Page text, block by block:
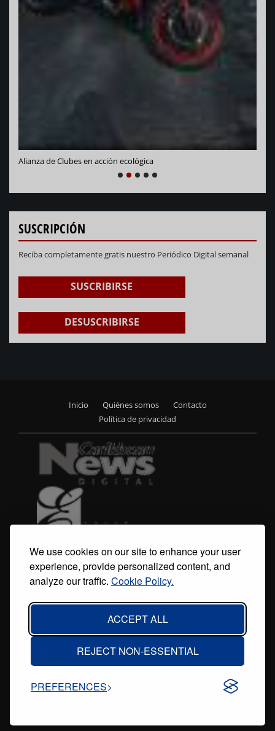
We use cookies on our site to enhance your user
experience, provide personalized content, and
analyze our traffic. Cookie Policy.
ACCEPT ALL
REJECT NON-ESSENTIAL
PREFERENCES
Alianza de Clubes en acción ecológica
PREVIOUS
SUSCRIPCIÓN
Reciba completamente gratis nuestro Periódico Digital semanal
SUSCRIBIRSE
DESUSCRIBIRSE
menu
Inicio Quiénes somos
Contacto
Política de privacidad